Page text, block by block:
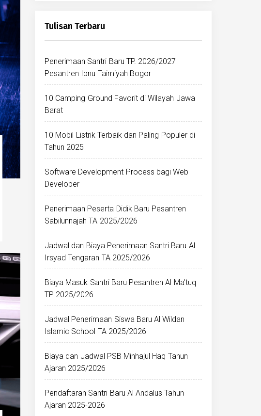
Tulisan Terbaru
Penerimaan Santri Baru TP. 2026/2027
Pesantren Ibnu Taimiyah Bogor
10 Camping Ground Favorit di Wilayah Jawa
Barat
10 Mobil Listrik Terbaik dan Paling Populer di
Tahun 2025
Software Development Process bagi Web
Developer
Penerimaan Peserta Didik Baru Pesantren
Sabilunnajah TA 2025/2026
Jadwal dan Biaya Penerimaan Santri Baru Al
Irsyad Tengaran TA 2025/2026
Biaya Masuk Santri Baru Pesantren Al Ma’tuq
TP 2025/2026
Jadwal Penerimaan Siswa Baru Al Wildan
Islamic School TA 2025/2026
Biaya dan Jadwal PSB Minhajul Haq Tahun
Ajaran 2025/2026
Pendaftaran Santri Baru Al Andalus Tahun
Ajaran 2025-2026